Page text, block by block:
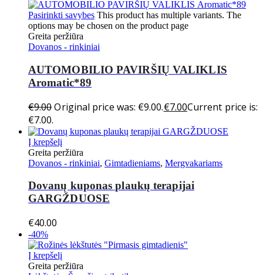
Pasirinkti savybes This product has multiple variants. The
options may be chosen on the product page
Greita peržiūra
Dovanos - rinkiniai
AUTOMOBILIO PAVIRŠIŲ VALIKLIS
Aromatic*89
€9.00Original price was: €9.00.€7.00Current price is:
€7.00.
Į krepšelį
Greita peržiūra
Dovanos - rinkiniai, Gimtadieniams, Mergvakariams
Dovanų kuponas plaukų terapijai
GARGŽDUOSE
€40.00
-40%
Į krepšelį
Greita peržiūra